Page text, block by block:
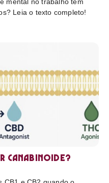
Leia o texto completo!
canabinoide?